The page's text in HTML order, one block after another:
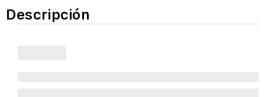
Descripción